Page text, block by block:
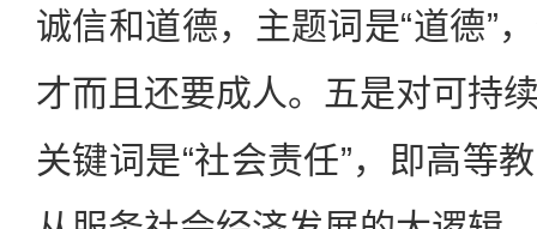
诚信和道德，主题词是“道德”
才而且还要成人。五是对可持
关键词是“社会责任”，即高等